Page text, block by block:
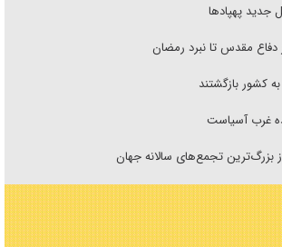
جدید پهپاد‌ها
دفاع مقدس تا نبرد رمضان
غرب آسیاست
بزرگ‌ترین تجمع‌های سالانه جهان